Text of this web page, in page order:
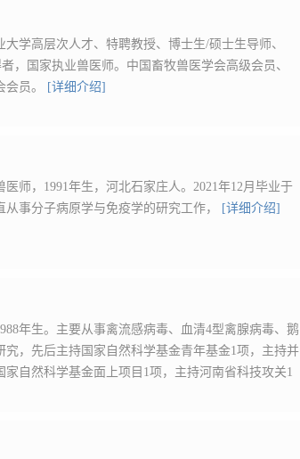
学高层次人才、特聘教授、博士生/硕士生导师、
，国家执业兽医师。中国畜牧兽医学会高级会员、
会员。
[详细介绍]
师，1991年生，河北石家庄人。2021年12月毕业于
事分子病原学与免疫学的研究工作，
[详细介绍]
年生。主要从事禽流感病毒、血清4型禽腺病毒、鹅
，先后主持国家自然科学基金青年基金1项，主持并
自然科学基金面上项目1项，主持河南省科技攻关1